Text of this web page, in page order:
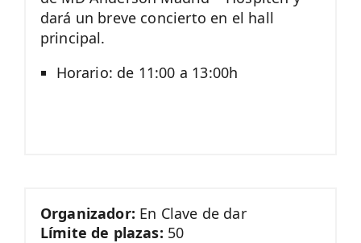
dará un breve concierto en el hall
principal.
Horario: de 11:00 a 13:00h
Organizador: En Clave de dar
Límite de plazas: 50